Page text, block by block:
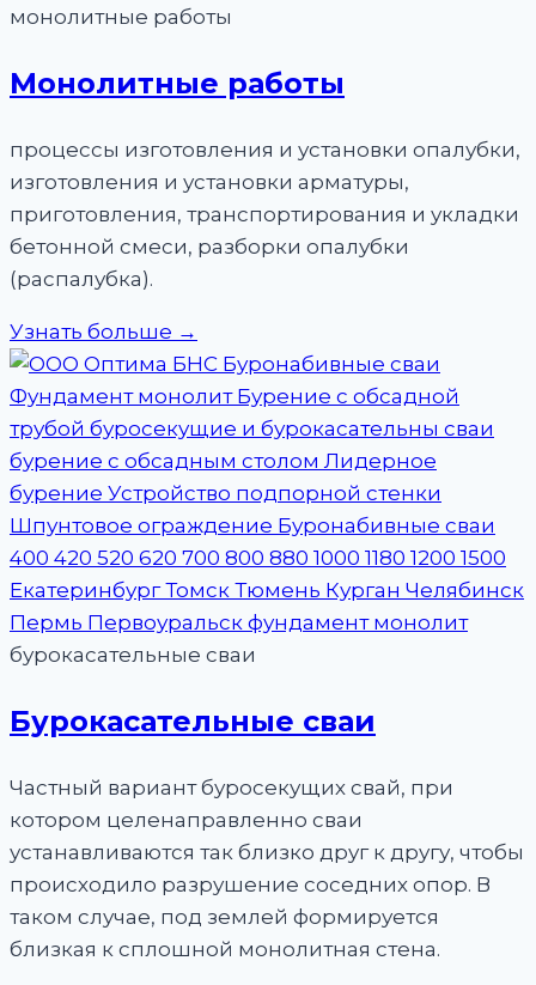
монолитные работы
Монолитные работы
процессы изготовления и установки опалубки,
изготовления и установки арматуры,
приготовления, транспортирования и укладки
бетонной смеси, разборки опалубки
(распалубка).
Узнать больше →
бурокасательные сваи
Бурокасательные сваи
Частный вариант буросекущих свай, при
котором целенаправленно сваи
устанавливаются так близко друг к другу, чтобы
происходило разрушение соседних опор. В
таком случае, под землей формируется
близкая к сплошной монолитная стена.